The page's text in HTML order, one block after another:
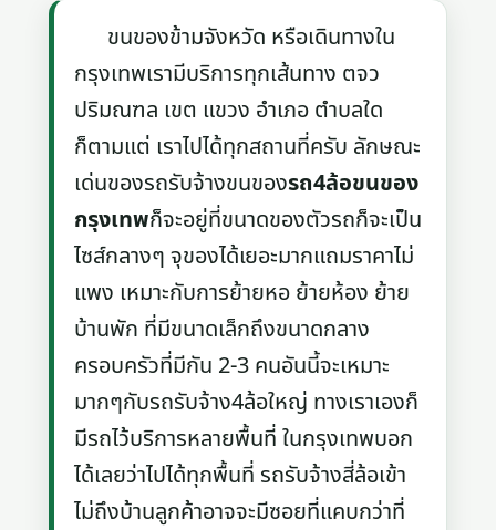
ขนของข้ามจังหวัด หรือเดินทางใน
กรุงเทพเรามีบริการทุกเส้นทาง ตจว
ปริมณฑล เขต แขวง อำเภอ ตำบลใด
ก็ตามแต่ เราไปได้ทุกสถานที่ครับ ลักษณะ
เด่นของรถรับจ้างขนของรถ4ล้อขนของ
กรุงเทพก็จะอยู่ที่ขนาดของตัวรถก็จะเป็น
ไซส์กลางๆ จุของได้เยอะมากแถมราคาไม่
แพง เหมาะกับการย้ายหอ ย้ายห้อง ย้าย
บ้านพัก ที่มีขนาดเล็กถึงขนาดกลาง
ครอบครัวที่มีกัน 2-3 คนอันนี้จะเหมาะ
มากๆกับรถรับจ้าง4ล้อใหญ่ ทางเราเองก็
มีรถไว้บริการหลายพื้นที่ ในกรุงเทพบอก
ได้เลยว่าไปได้ทุกพื้นที่ รถรับจ้างสี่ล้อเข้า
ไม่ถึงบ้านลูกค้าอาจจะมีซอยที่แคบกว่าที่